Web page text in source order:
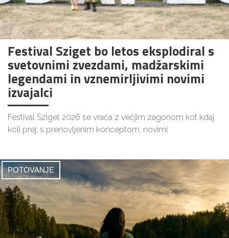
Festival Sziget bo letos eksplodiral s
svetovnimi zvezdami, madžarskimi
legendami in vznemirljivimi novimi
izvajalci
Festival Sziget 2026 se vrača z večjim zagonom kot kdaj
koli prej: s prenovljenim konceptom, novimi
POTOVANJE